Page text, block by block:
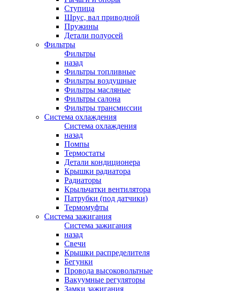
Ступица
Шрус, вал приводной
Пружины
Детали полуосей
Фильтры
Фильтры
назад
Фильтры топливные
Фильтры воздушные
Фильтры масляные
Фильтры салона
Фильтры трансмиссии
Система охлаждения
Система охлаждения
назад
Помпы
Термостаты
Детали кондиционера
Крышки радиатора
Радиаторы
Крыльчатки вентилятора
Патрубки (под датчики)
Термомуфты
Система зажигания
Система зажигания
назад
Свечи
Крышки распределителя
Бегунки
Провода высоковольтные
Вакуумные регуляторы
Замки зажигания